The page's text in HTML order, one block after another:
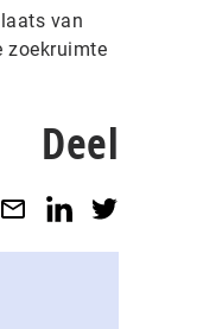
van
zoekruimte
Deel